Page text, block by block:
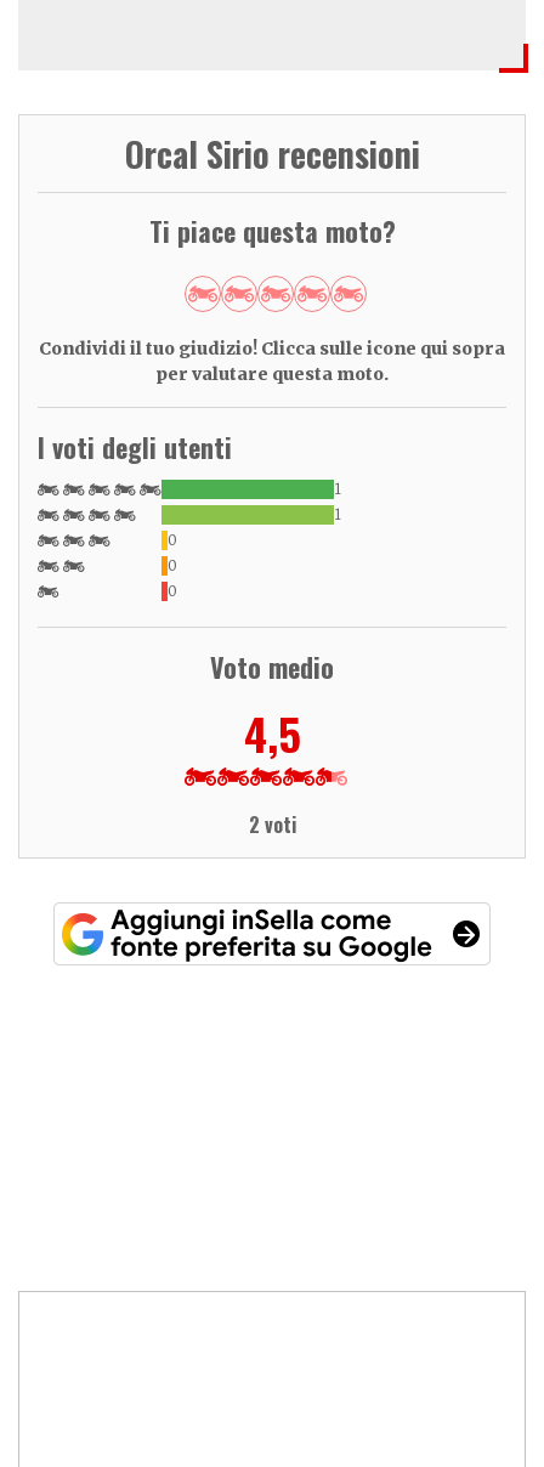
Orcal Sirio recensioni
Ti piace questa moto?
Condividi il tuo giudizio! Clicca sulle icone qui sopra
per valutare questa moto.
I voti degli utenti
1
1
0
0
0
Voto medio
4,5
2 voti